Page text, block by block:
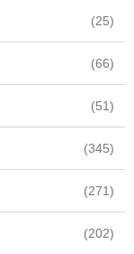
(25)
(66)
(51)
(345)
(271)
(202)